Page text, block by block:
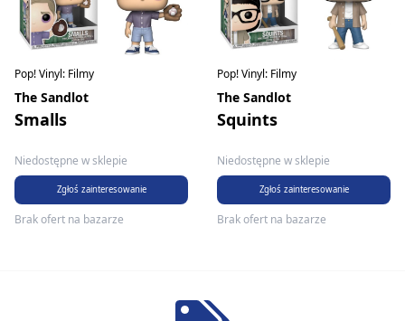
Pop! Vinyl: Filmy
The Sandlot
Smalls
Niedostępne w sklepie
Zgłoś zainteresowanie
Brak ofert na bazarze
Pop! Vinyl: Filmy
The Sandlot
Squints
Niedostępne w sklepie
Zgłoś zainteresowanie
Brak ofert na bazarze